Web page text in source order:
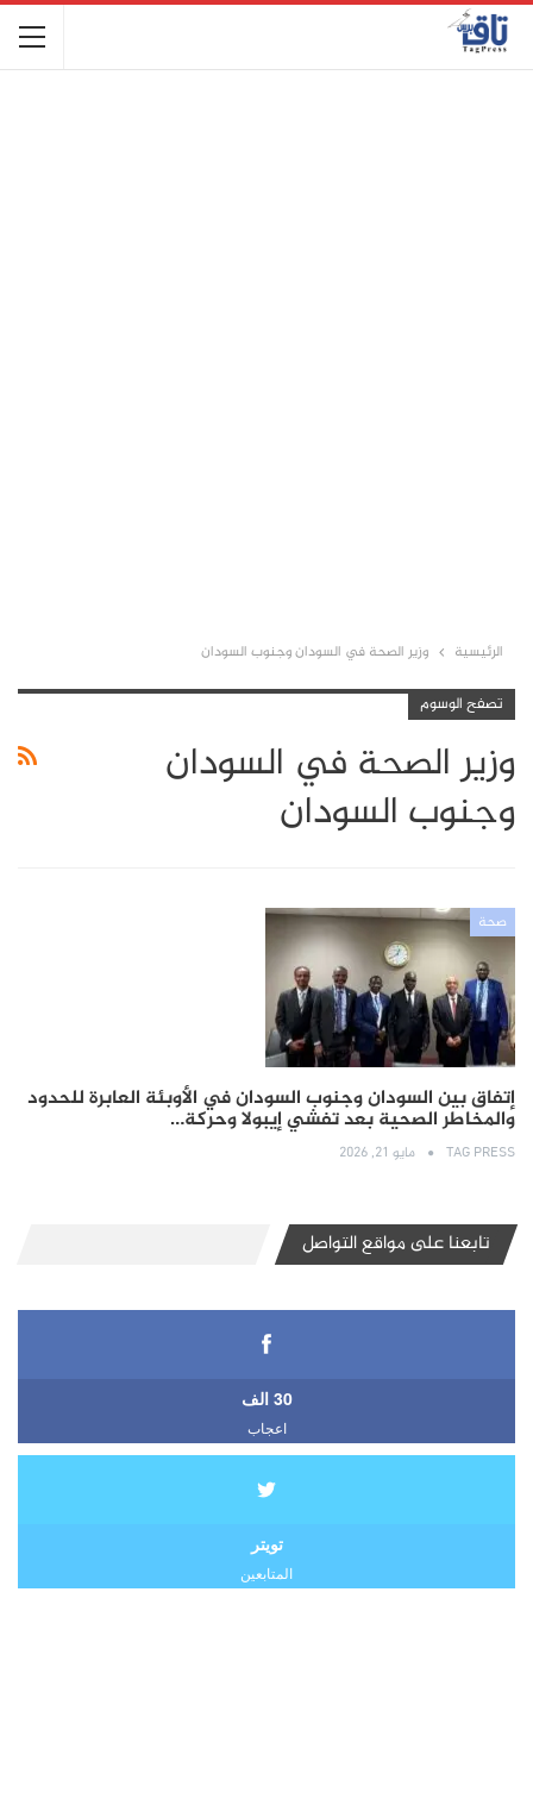
الرئيسية وزير الصحة في السودان وجنوب السودان
تصفح الوسوم
وزير الصحة في السودان
وجنوب السودان
صحة
إتفاق بين السودان وجنوب السودان في الأوبئة العابرة للحدود
والمخاطر الصحية بعد تفشي إيبولا وحركة…
TAG PRESS مايو 21, 2026
تابعنا على مواقع التواصل
30 الف
اعجاب
تويتر
المتابعين